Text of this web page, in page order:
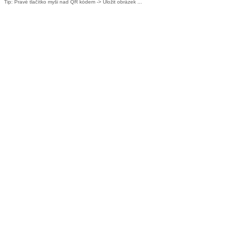
Tip: Pravé tlačítko myši nad QR kódem -> Uložit obrázek ...